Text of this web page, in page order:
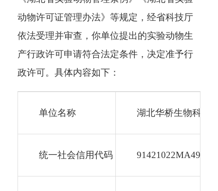
动物许可证管理办法》等规定，经省科技厅
依法受理并审查，你单位提出的实验动物生
产行政许可申请符合法定条件，决定准予行
政许可。 具体内容如下：
单位名称 湖北华桥生物科技
统一社会信用代码